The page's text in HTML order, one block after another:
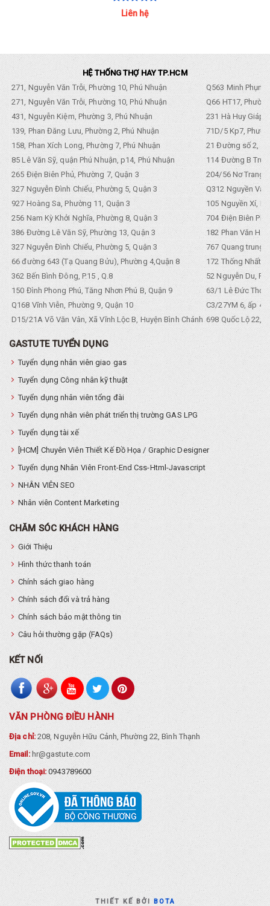
Liên hệ
HỆ THỐNG THỢ HAY TP.HCM
271, Nguyễn Văn Trỗi, Phường 10, Phú Nhuận
Q563 Minh
271, Nguyễn Văn Trỗi, Phường 10, Phú Nhuận
Q66 HT17,
431, Nguyễn Kiệm, Phường 3, Phú Nhuận
231 Hà Huy Giáp,
139, Phan Đăng Lưu, Phường 2, Phú Nhuận
71D/5 Kp7,
158, Phan Xích Long, Phường 7, Phú Nhuận
21 Đường số 2,
85 Lê Văn Sỹ, quận Phú Nhuận, p14, Phú Nhuận
114 Đường B
265 Điện Biên Phủ, Phường 7, Quận 3
204/56 Nơ Trang
327 Nguyễn Đình Chiểu, Phường 5, Quận 3
Q312 Nguyền
927 Hoàng Sa, Phường 11, Quận 3
105 Nguyền Xí,
256 Nam Kỳ Khởi Nghĩa, Phường 8, Quận 3
704 Điện Biên
386 Đường Lê Văn Sỹ, Phường 13, Quận 3
182 Phan Văn
327 Nguyễn Đình Chiểu, Phường 5, Quận 3
767 Quang trung,
66 đường 643 (Tạ Quang Bửu), Phường 4,Quận 8
172 Thống Nhất.
362 Bến Bình Đông, P.15 , Q.8
52 Nguyễn Du,
150 Đình Phong Phú, Tăng Nhơn Phú B, Quận 9
63/1 Lê Đức Thọ,
Q168 Vĩnh Viễn, Phường 9, Quận 10
C3/27YM 6, ấp 4,
D15/21A Võ Văn Vân, Xã Vĩnh Lộc B, Huyện Bình Chánh 698 Quốc Lộ 22,
GASTUTE TUYỂN DỤNG
Tuyển dụng nhân viên giao gas
Tuyển dụng Công nhân kỹ thuật
Tuyển dụng nhân viên tổng đài
Tuyển dụng nhân viên phát triển thị trường GAS LPG
Tuyển dụng tài xế
[HCM] Chuyên Viên Thiết Kế Đồ Họa / Graphic Designer
Tuyển dụng Nhân Viên Front-End Css-Html-Javascript
NHÂN VIÊN SEO
Nhân viên Content Marketing
CHĂM SÓC KHÁCH HÀNG
Giới Thiệu
Hình thức thanh toán
Chính sách giao hàng
Chính sách đổi và trả hàng
Chính sách bảo mật thông tin
Câu hỏi thường gặp (FAQs)
KẾT NỐI
VĂN PHÒNG ĐIỀU HÀNH
Địa chỉ:208, Nguyễn Hữu Cảnh, Phường 22, Bình Thạnh
Email:hr@gastute.com
Điện thoại:0943789600
THIẾT KẾ BỞIBOTA